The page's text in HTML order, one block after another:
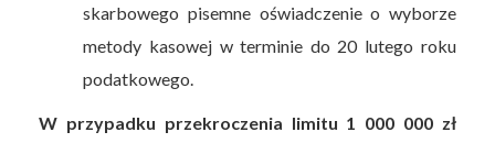
skarbowego pisemne oświadczenie o wyborze
metody kasowej w terminie do 20 lutego roku
podatkowego.
W przypadku przekroczenia limitu 1 000 000 zł